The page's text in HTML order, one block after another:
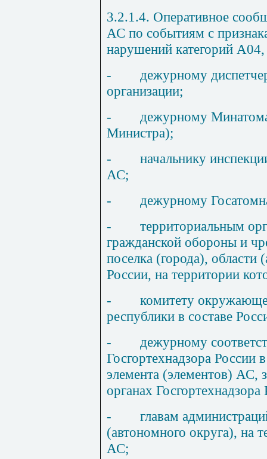
3.2.1.4. Оперативное
АС по событиям с
нарушений категорий
-
дежурному
организации;
-
дежурному
Министра);
-
начальнику
АС;
-
дежурному
-
территориальным
гражданской обороны и
поселка (города),
России, на территории
-
комитету
республики в составе
-
дежурному
Госгортехнадзора России
элемента (элементов) АС,
органах Госгортехнадзора
-
главам
(автономного округа), на
АС;